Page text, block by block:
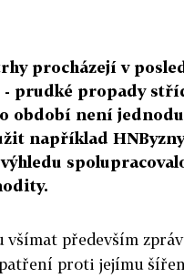
procházejí v
prudké propady
období není
například
především
proti jejímu